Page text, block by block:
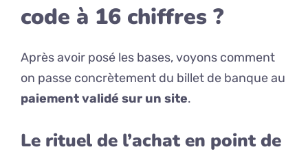
code à 16 chiffres ?
Après avoir posé les bases, voyons comment
on passe concrètement du billet de banque au
paiement validé sur un site.
Le rituel de l’achat en point de